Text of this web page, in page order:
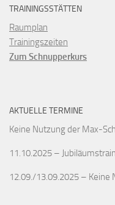
TRAININGSSTÄTTEN
Raumplan
Trainingszeiten
Zum Schnupperkurs
AKTUELLE TERMINE
Keine Nutzung der Max-
11.10.2025 –
12.09./13.09.2025 – Keine